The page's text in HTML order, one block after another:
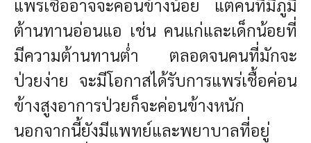
แพร่เชื้ออาจจะค่อนข้างน้อย แต่คนที่มีภูมิ
ต้านทานอ่อนแอ เช่น คนแก่และเด็กน้อยที่
มีความต้านทานต่ำ ตลอดจนคนที่มักจะ
ป่วยง่าย จะมีโอกาสได้รับการแพร่เชื้อค่อน
ข้างสูงอาการป่วยก็จะค่อนข้างหนัก
นอกจากนี้ยังมีแพทย์และพยาบาลที่อยู่